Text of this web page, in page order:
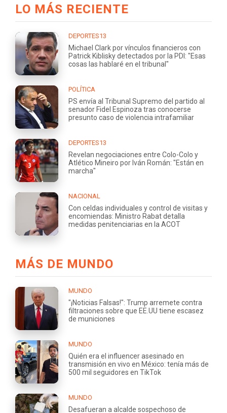
LO MÁS RECIENTE
DEPORTES13
Michael Clark por vínculos financieros con
Patrick Kiblisky detectados por la PDI: "Esas
cosas las hablaré en el tribunal"
POLÍTICA
PS envía al Tribunal Supremo del partido al
senador Fidel Espinoza tras conocerse
presunto caso de violencia intrafamiliar
DEPORTES13
Revelan negociaciones entre Colo-Colo y
Atlético Mineiro por Iván Román: "Están en
marcha"
NACIONAL
Con celdas individuales y control de visitas y
encomiendas: Ministro Rabat detalla
medidas penitenciarias en la ACOT
MÁS DE MUNDO
MUNDO
"¡Noticias Falsas!": Trump arremete contra
filtraciones sobre que EE.UU tiene escasez
de municiones
MUNDO
Quién era el influencer asesinado en
transmisión en vivo en México: tenía más de
500 mil seguidores en TikTok
MUNDO
Desafueran a alcalde sospechoso de